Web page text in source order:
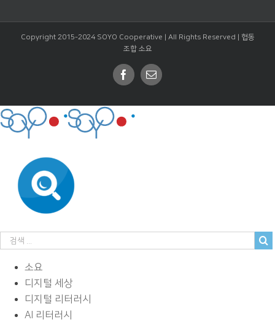
Copyright 2015-2024 SOYO Cooperative | All Rights Reserved | 협동
조합 소요
Facebook
Email
소요
디지털 세상
디지털 리터러시
AI 리터러시